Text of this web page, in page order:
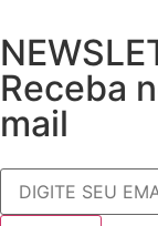
Receba
mail